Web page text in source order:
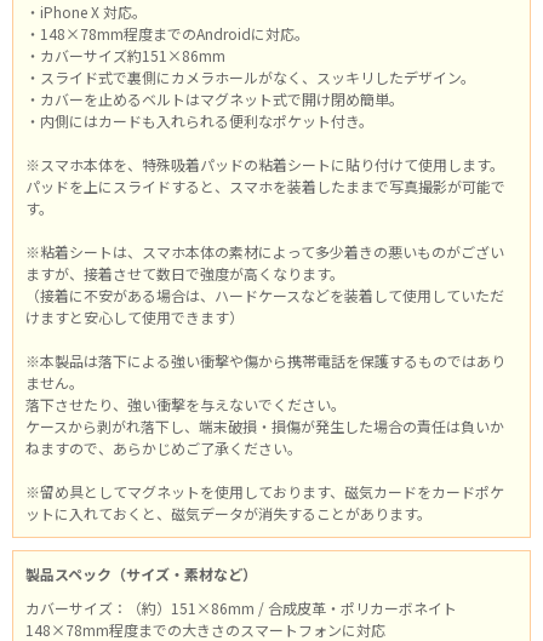
・iPhone X 対応。
・148×78mm程度までのAndroidに対応。
・カバーサイズ約151×86mm
・スライド式で裏側にカメラホールがなく、スッキリしたデザイン。
・カバーを止めるベルトはマグネット式で開け閉め簡単。
・内側にはカードも入れられる便利なポケット付き。
※スマホ本体を、特殊吸着パッドの粘着シートに貼り付けて使用します。
パッドを上にスライドすると、スマホを装着したままで写真撮影が可能で
す。
※粘着シートは、スマホ本体の素材によって多少着きの悪いものがござい
ますが、接着させて数日で強度が高くなります。
（接着に不安がある場合は、ハードケースなどを装着して使用していただ
けますと安心して使用できます）
※本製品は落下による強い衝撃や傷から携帯電話を保護するものではあり
ません。
落下させたり、強い衝撃を与えないでください。
ケースから剥がれ落下し、端末破損・損傷が発生した場合の責任は負いか
ねますので、あらかじめご了承ください。
※留め具としてマグネットを使用しております、磁気カードをカードポケ
ットに入れておくと、磁気データが消失することがあります。
製品スペック（サイズ・素材など）
カバーサイズ：（約）151×86mm / 合成皮革・ポリカーボネイト
148×78mm程度までの大きさのスマートフォンに対応